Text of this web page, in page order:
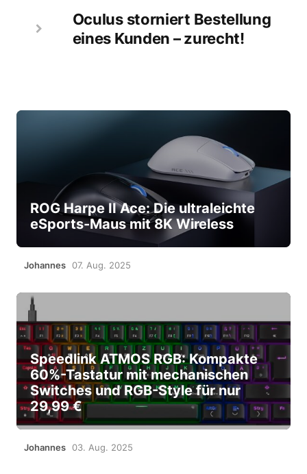
Oculus storniert Bestellung
eines Kunden – zurecht!
ROG Harpe II Ace: Die ultraleichte
eSports-Maus mit 8K Wireless
Johannes 07. Aug. 2025
Speedlink ATMOS RGB: Kompakte
60%-Tastatur mit mechanischen
Switches und RGB-Style für nur
29,99 €
Johannes 03. Aug. 2025